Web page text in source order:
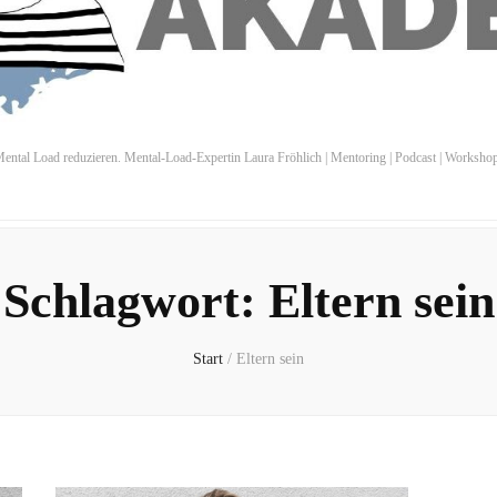
Load reduzieren. Mental-Load-Expertin Laura Fröhlich | Mentoring | Podcast |
Schlagwort: Eltern sein
Start / Eltern sein